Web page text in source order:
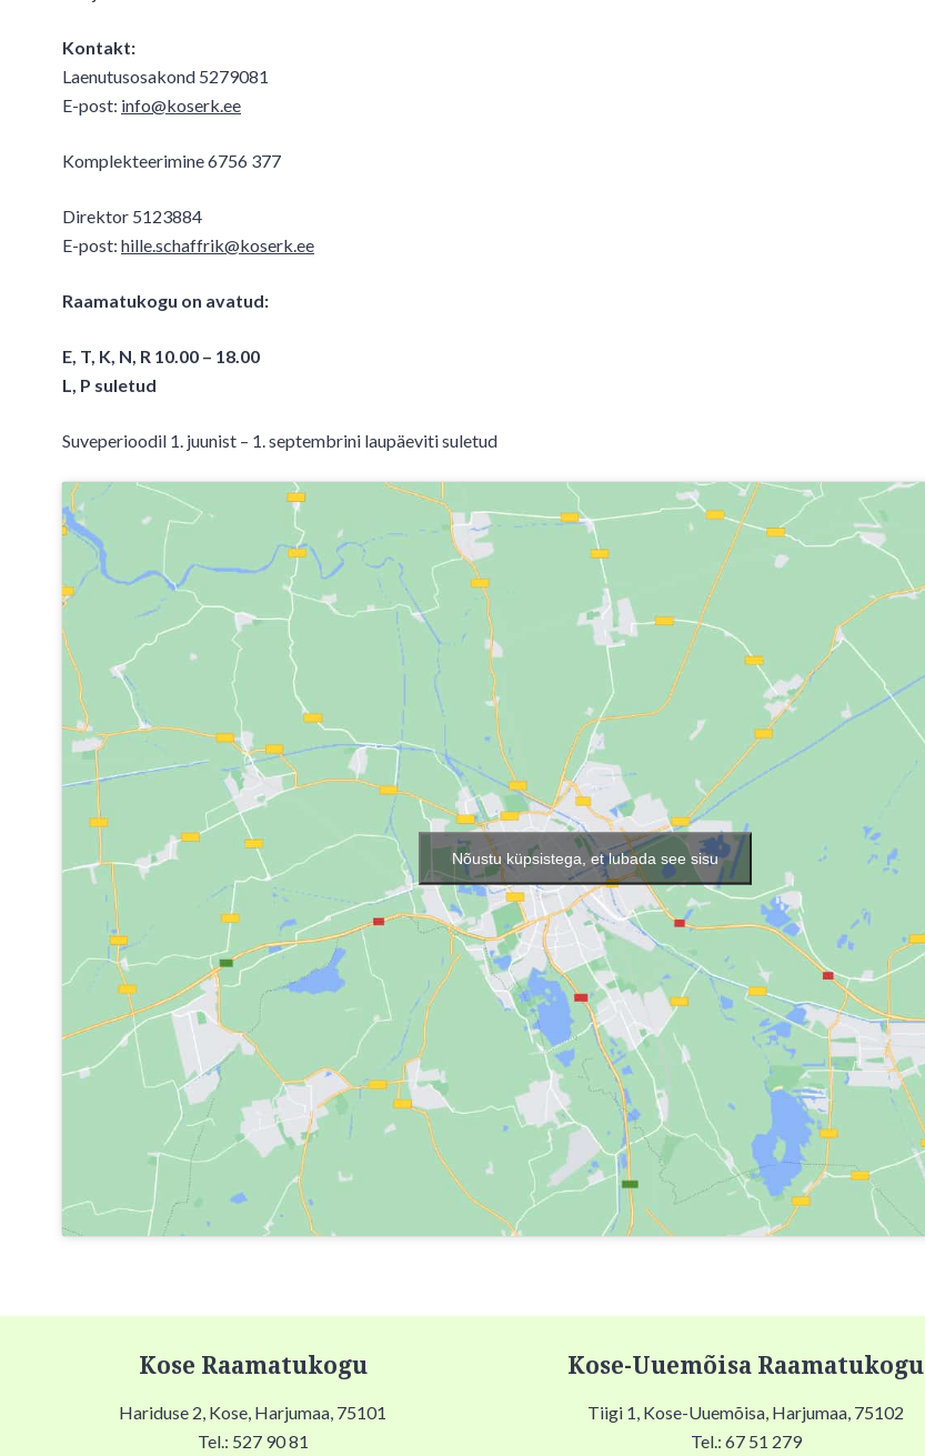
Kontakt:
Laenutusosakond 5279081
E-post: info@koserk.ee
Komplekteerimine 6756 377
Direktor 5123884
E-post: hille.schaffrik@koserk.ee
Raamatukogu on avatud:
E, T, K, N, R 10.00 – 18.00
L, P suletud
Suveperioodil 1. juunist – 1. septembrini laupäeviti suletud
Nõustu küpsistega, et lubada see sisu
Kose Raamatukogu
Hariduse 2, Kose, Harjumaa, 75101
Tel.: 527 90 81
Kose-Uuemõisa Raamatukogu
Tiigi 1, Kose-Uuemõisa, Harjumaa, 75102
Tel.: 67 51 279